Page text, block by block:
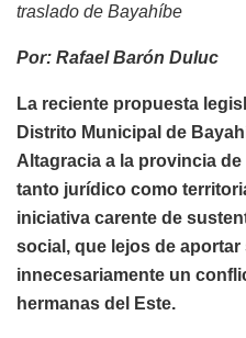
traslado de Bayahíbe
Por: Rafael Barón Duluc
La reciente propuesta
Distrito Municipal de
Altagracia a la provincia
tanto jurídico como
iniciativa carente de
social, que lejos de
innecesariamente un
hermanas del Este.